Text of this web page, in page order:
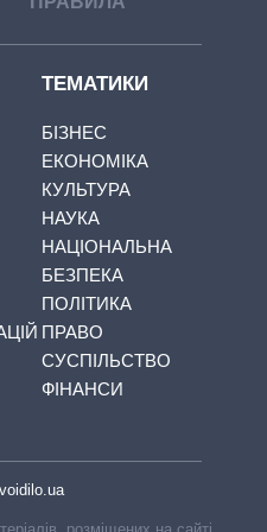
ТЕМАТИКИ
БІЗНЕС
ЕКОНОМІКА
КУЛЬТУРА
НАУКА
НАЦІОНАЛЬНА
БЕЗПЕКА
ПОЛІТИКА
ПРАВО
СУСПІЛЬСТВО
ФІНАНСИ